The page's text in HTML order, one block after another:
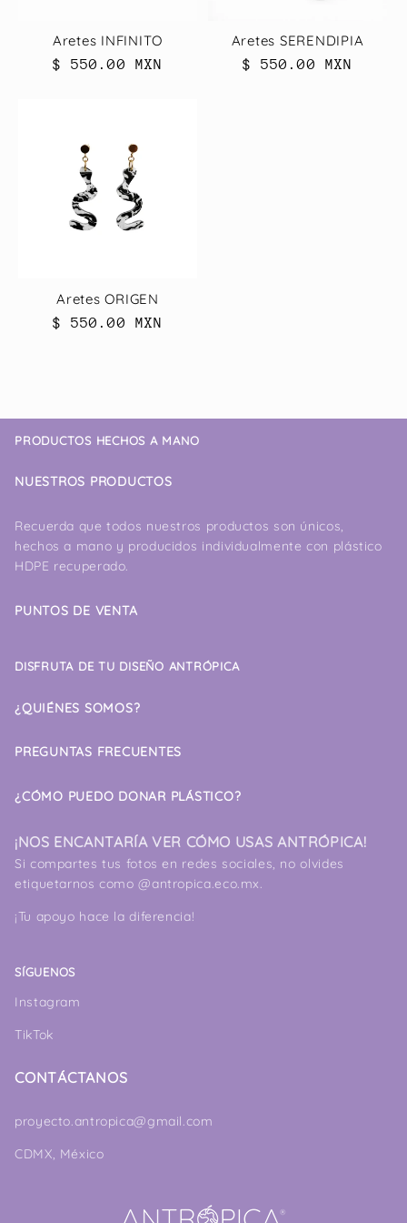
Aretes INFINITO
Precio
$ 550.00 MXN
Aretes SERENDIPIA
Precio
$ 550.00 MXN
Aretes ORIGEN
Precio
$ 550.00 MXN
PRODUCTOS HECHOS A MANO
NUESTROS PRODUCTOS
Recuerda que todos nuestros productos son únicos,
hechos a mano y producidos individualmente con plástico
HDPE recuperado.
PUNTOS DE VENTA
DISFRUTA DE TU DISEÑO ANTRÓPICA
¿QUIÉNES SOMOS?
PREGUNTAS FRECUENTES
¿CÓMO PUEDO DONAR PLÁSTICO?
¡NOS ENCANTARÍA VER CÓMO USAS ANTRÓPICA!
Si compartes tus fotos en redes sociales, no olvides
etiquetarnos como@antropica.eco.mx.
¡Tu apoyo hace la diferencia!
SÍGUENOS
Instagram
TikTok
CONTÁCTANOS
proyecto.antropica@gmail.com
CDMX, México